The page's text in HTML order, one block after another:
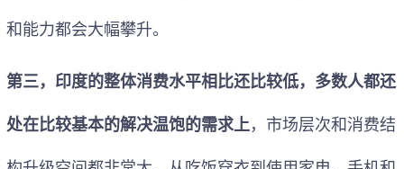
和能力都会大幅攀升。
第三，印度的整体消费水平相比还比较低，多数人都还
处在比较基本的解决温饱的需求上 ，市场层次和消费结